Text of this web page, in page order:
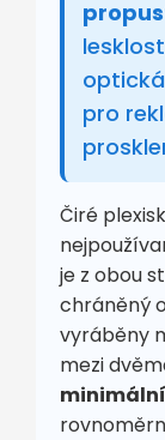
pro
Čiré
je z obou
chráněný
vyráběny
mezi